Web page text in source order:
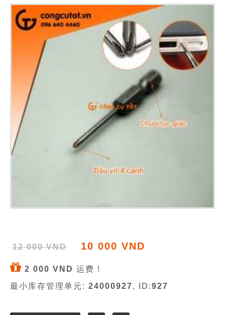
12 000 VND 10 000 VND
2 000 VND 运费 !
最小库存管理单元: 24000927, ID:927